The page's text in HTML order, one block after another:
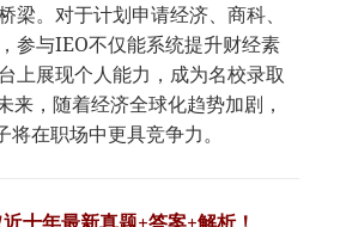
梁。对于计划申请经济、商科、
参与IEO不仅能系统提升财经素
上展现个人能力，成为名校录取
来，随着经济全球化趋势加剧，
在职场中更具竞争力。